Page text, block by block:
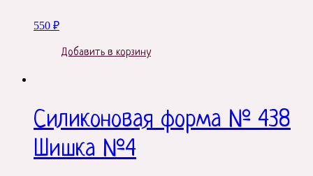
550 ₽
Добавить в корзину
Силиконовая форма № 438
Шишка №4